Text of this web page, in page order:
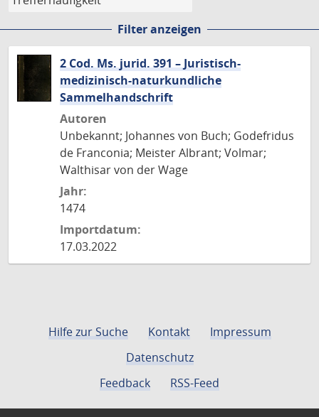
Filter anzeigen
2 Cod. Ms. jurid. 391 – Juristisch-
medizinisch-naturkundliche
Sammelhandschrift
Autoren
Unbekannt; Johannes von Buch; Godefridus
de Franconia; Meister Albrant; Volmar;
Walthisar von der Wage
Jahr:
1474
Importdatum:
17.03.2022
Hilfe zur Suche Kontakt
Impressum
Datenschutz
Feedback
RSS-Feed